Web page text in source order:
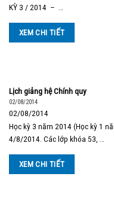
KỲ 3 / 2014 – …
XEM CHI TIẾT
Lịch giảng hệ Chính quy
02/08/2014
02/08/2014
Học kỳ 3 năm 2014 (Học kỳ 1
4/8/2014. Các lớp khóa 53, …
XEM CHI TIẾT